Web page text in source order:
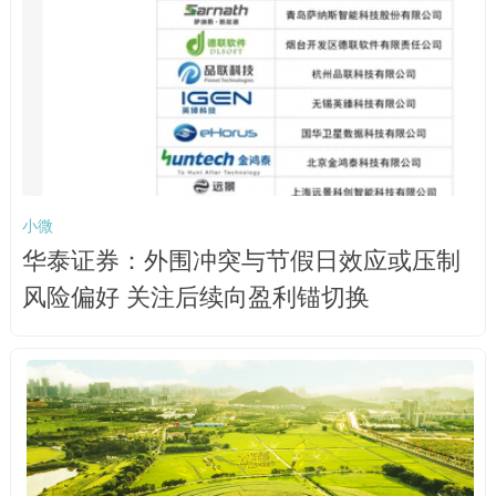
小微
华泰证券：外围冲突与节假日效应或压制
风险偏好 关注后续向盈利锚切换